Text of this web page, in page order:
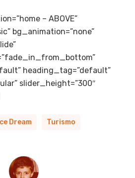
– ABOVE”
bg_animation=”none”
heading_tag=”default”
slider_height=”300″
Dream Turismo